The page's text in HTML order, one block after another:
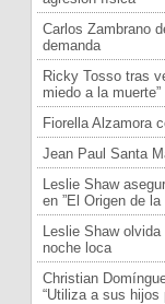
Carlos Zambrano
demanda
Ricky Tosso tras
miedo a la muerte”
Fiorella Alzamora
Jean Paul Santa
Leslie Shaw
en ”El Origen de la
Leslie Shaw
noche loca
Christian
“Utiliza a sus hijos